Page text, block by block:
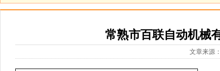
常熟市百联自动机械
文章来源